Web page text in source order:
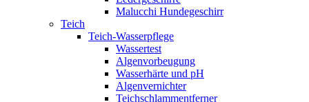
Malucchi Hundegeschirr
Teich
Teich-Wasserpflege
Wassertest
Algenvorbeugung
Wasserhärte und pH
Algenvernichter
Teichschlammentferner